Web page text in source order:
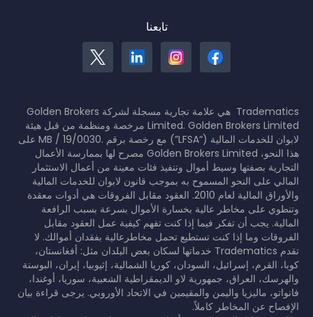
تابعنا
Tradematics هي علامة تجارية مسجلة لشركة Golden Brokers
Limited. Golden Brokers Limited مرخصة ومنظمة من قبل هيئة
لابوان للخدمات المالية (“LFSA”) مع رخصة برقم .MB / 19/0030 على
هذا النحو، Golden Brokers Limited مصرح لها بممارسة الأعمال
التجارية بصفتها وسيط أموال وتنفيذ فئات معينة من أعمال الاستثمار
المالي على النحو المسموح به بموجب قانون لابوان للخدمات المالية
والأوراق المالية لعام 2010. العقود مقابل الفروقات هي أدوات معقدة
وتنطوي على مخاطر عالية بخسارة الأموال بسرعة بسبب الرافعة
المالية. يجب أن تفكر فيما إذا كنت تفهم كيفية عمل العقود مقابل
الفروقات وما إذا كنت تستطيع تحمل مخاطرعالية بفقدان أموالك. لا
تقدم Tradematics خدماتها لسكان بعض البلدان مثل: أفغانستان،
كوبا، القرم، إسرائيل، السودان، كوريا الشمالية، إثيوبيا، إيران، البوسنة
والهرسك، العراق، جمهورية لاو الديمقراطية الشعبية، سوريا، أوغندا،
فانواتو، ماليزيا واليمن والمقيمين في الاتحاد الأوروبي. يرجى قراءة بيان
الإفصاح عن المخاطر كاملاً.